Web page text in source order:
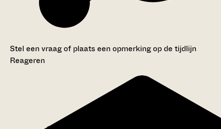
Stel een vraag of plaats een opmerking op de tijdlijn
Reageren